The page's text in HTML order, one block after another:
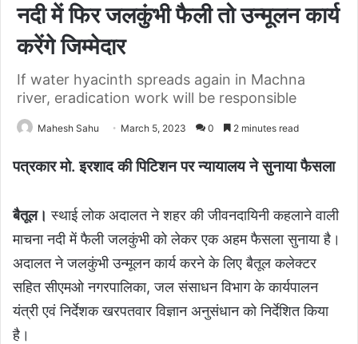
नदी में फिर जलकुंभी फैली तो उन्मूलन कार्य
करेंगे जिम्मेदार
If water hyacinth spreads again in Machna
river, eradication work will be responsible
Mahesh Sahu March 5, 2023 0 2 minutes read
पत्रकार मो. इरशाद की पिटिशन पर न्यायालय ने सुनाया फैसला
बैतूल। स्थाई लोक अदालत ने शहर की जीवनदायिनी कहलाने वाली
माचना नदी में फैली जलकुंभी को लेकर एक अहम फैसला सुनाया है।
अदालत ने जलकुंभी उन्मूलन कार्य करने के लिए बैतूल कलेक्टर
सहित सीएमओ नगरपालिका, जल संसाधन विभाग के कार्यपालन
यंत्री एवं निर्देशक खरपतवार विज्ञान अनुसंधान को निर्देशित किया
है।